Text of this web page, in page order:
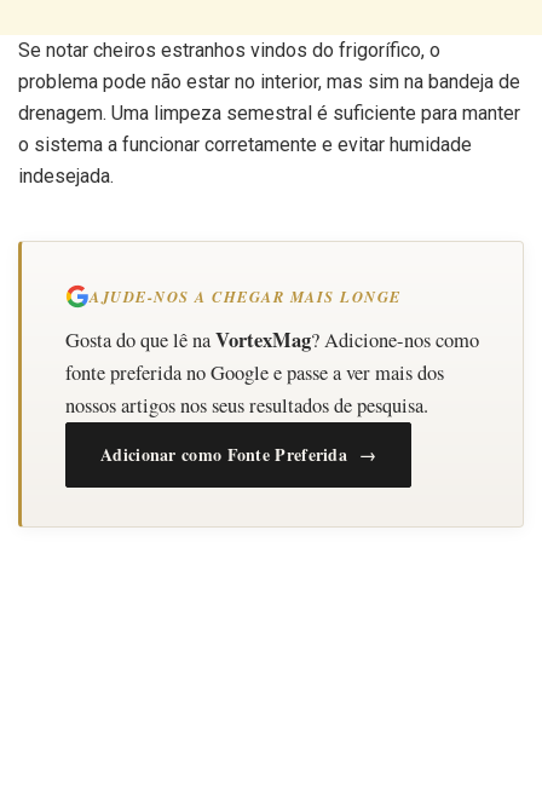
Se notar cheiros estranhos vindos do frigorífico, o
problema pode não estar no interior, mas sim na bandeja de
drenagem. Uma limpeza semestral é suficiente para manter
o sistema a funcionar corretamente e evitar humidade
indesejada.
AJUDE-NOS A CHEGAR MAIS LONGE
Gosta do que lê naVortexMag? Adicione-nos como
fonte preferida no Google e passe a ver mais dos
nossos artigos nos seus resultados de pesquisa.
Adicionar como Fonte Preferida →